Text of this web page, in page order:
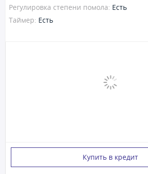
Регулировка степени помола: Есть
Таймер: Есть
Купить в кредит